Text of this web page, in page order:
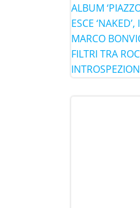
ALBUM
ESCE
MARCO
FILTRI TRA